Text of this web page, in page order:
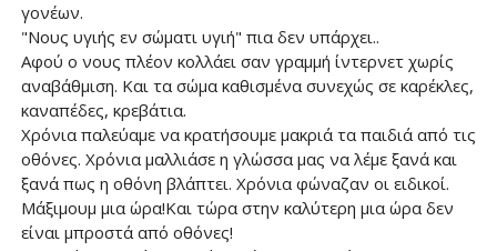
γονέων.
"Νους υγιής εν σώματι υγιή" πια δεν υπάρχει..
Αφού ο νους πλέον κολλάει σαν γραμμή ίντερνετ χωρίς
αναβάθμιση. Και τα σώμα καθισμένα συνεχώς σε καρέκλες,
καναπέδες, κρεβάτια.
Χρόνια παλεύαμε να κρατήσουμε μακριά τα παιδιά από τις
οθόνες. Χρόνια μαλλιάσε η γλώσσα μας να λέμε ξανά και
ξανά πως η οθόνη βλάπτει. Χρόνια φώναζαν οι ειδικοί.
Μάξιμουμ μια ώρα!Και τώρα στην καλύτερη μια ώρα δεν
είναι μπροστά από οθόνες!